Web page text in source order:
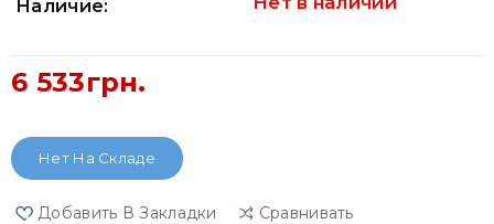
Наличие:
6 533грн.
Нет На Складе
Добавить В Закладки Сравнивать